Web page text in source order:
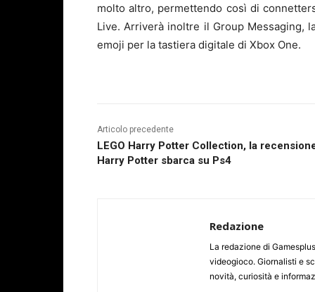
molto altro, permettendo così di
Live. Arriverà inoltre il Group Messaging,
emoji per la tastiera digitale di Xbox One.
Articolo precedente
LEGO Harry Potter Collection, la
Harry Potter sbarca su Ps4
Redazione
La redazione di
videogioco. Giornalisti e
novità, curiosità e